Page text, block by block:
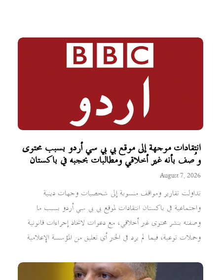
انتقادات موجهة إلى موقع بي بي سي أردو بسبب محتوى
وُصف بأنه غير أخلاقي ومطالبات بحجبه في باكستان
August 7, 2026
تداولت تقارير ومواقف منسوبة إلى شخصيات وجهات دينية
واجتماعية في باكستان انتقادات لموقع بي بي سي أردو بسبب ما
وصفته بنشر محتوى غير أخلاقي، مع دعوات لاتخاذ إجراءات قانونية
وحملات توعية، فيما لم يرد في الخبر أي تعليق من المؤسسة الإعلامية